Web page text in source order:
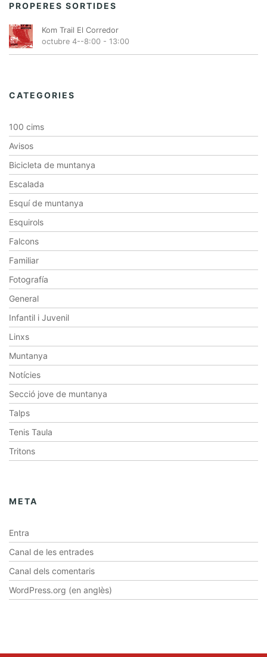
PROPERES SORTIDES
Kom Trail El Corredor
octubre 4--8:00 - 13:00
CATEGORIES
100 cims
Avisos
Bicicleta de muntanya
Escalada
Esquí de muntanya
Esquirols
Falcons
Familiar
Fotografía
General
Infantil i Juvenil
Linxs
Muntanya
Notícies
Secció jove de muntanya
Talps
Tenis Taula
Tritons
META
Entra
Canal de les entrades
Canal dels comentaris
WordPress.org (en anglès)